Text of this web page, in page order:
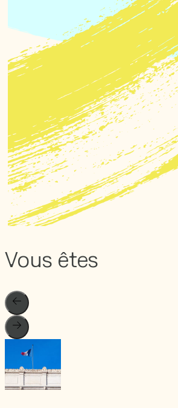
Vous êtes